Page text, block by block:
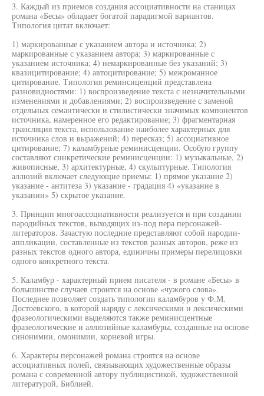
3. Каждый из приемов создания ассоциативности на станицах
романа «Бесы» обладает богатой парадигмой вариантов.
Типология цитат включает:
1) маркированные с указанием автора и источника; 2)
маркированные с указанием автора; 3) маркированные с
указанием источника; 4) немаркированные без указаний; 3)
квазицитирование; 4) автоцитирование; 5) межроманное
цитирование. Типология реминсиценций представлена
разновидностями: 1) воспроизведение текста с незначительными
изменениями и добавлениями; 2) воспроизведение с заменой
отдельных семантически и стилистически значимых компонентов
источника, намеренное его редактирование; 3) фрагментарная
трансляция текста, использование наиболее характерных для
источника слов и выражений; 4) пересказ; 5) ассоциативное
цитирование; 7) каламбурные реминисценции. Особую группу
составляют синкретические реминисценции: 1) музыкальные, 2)
живописные, 3) архитектурные, 4) скульптурные. Типология
аллюзий включает следующие приемы: 1) прямое указание 2)
указание - антитеза 3) указание - градация 4) «указание в
указании» 5) скрытое указание.
3. Принцип многоассоциативности реализуется и при создании
пародийных текстов, выходящих из-под пера персонажей-
литераторов. Зачастую последние представляют собой пародии-
аппликации, составленные из текстов разных авторов, реже из
разных текстов одного автора, единичны примеры перелицовки
одного конкретного текста.
5. Каламбур - характерный прием писателя - в романе «Бесы» в
большинстве случаев строится на основе «чужого слова».
Последнее позволяет создать типологии каламбуров у Ф.М.
Достоевского, в которой наряду с лексическими и лексическими
фразеологическими выделяются также реминисцентные
фразеологические и аллюзийные каламбуры, созданные на основе
синонимии, омонимии, корневой игры.
6. Характеры персонажей романа строятся на основе
ассоциативных полей, связывающих художественные образы
романа с современной автору публицистикой, художественной
литературой, Библией.